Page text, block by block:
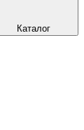
Каталог